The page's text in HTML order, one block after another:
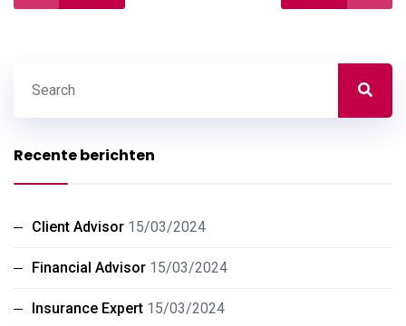
Recente berichten
Client Advisor 15/03/2024
Financial Advisor 15/03/2024
Insurance Expert 15/03/2024